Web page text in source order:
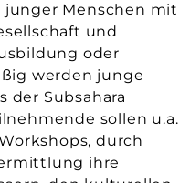
Menschen mit
und
oder
werden junge
der Subsahara
sollen u.a.
durch
ihre